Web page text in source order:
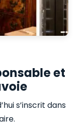
et
s’inscrit dans